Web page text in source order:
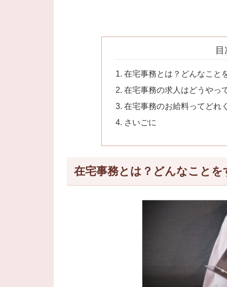
目
在宅事務とは？どんなこと
在宅事務の求人はどうやっ
在宅事務のお給料ってどれ
さいごに
在宅事務とは？どんなことを